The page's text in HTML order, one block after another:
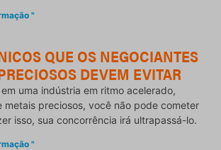
"
QUE OS NEGOCIANTES
DEVEM EVITAR
uma indústria em ritmo acelerado,
metais preciosos, você não pode cometer
isso, sua concorrência irá ultrapassá-lo.
"